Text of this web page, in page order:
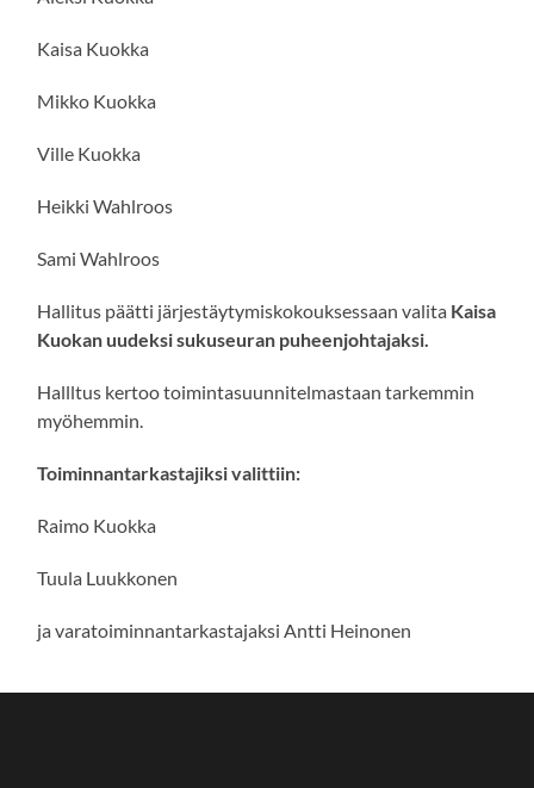
Kaisa Kuokka
Mikko Kuokka
Ville Kuokka
Heikki Wahlroos
Sami Wahlroos
Hallitus päätti järjestäytymiskokouksessaan valita Kaisa
Kuokan uudeksi sukuseuran puheenjohtajaksi.
Hallltus kertoo toimintasuunnitelmastaan tarkemmin
myöhemmin.
Toiminnantarkastajiksi valittiin:
Raimo Kuokka
Tuula Luukkonen
ja varatoiminnantarkastajaksi Antti Heinonen